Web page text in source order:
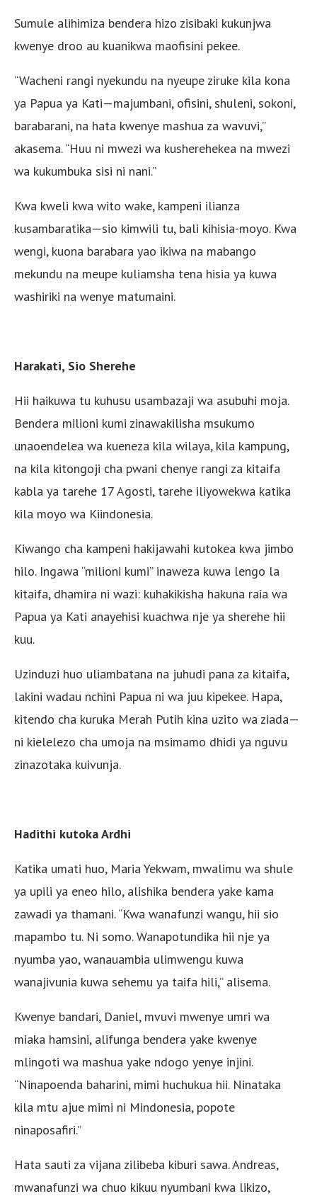
Sumule alihimiza bendera hizo zisibaki kukunjwa
kwenye droo au kuanikwa maofisini pekee.
“Wacheni rangi nyekundu na nyeupe ziruke kila kona
ya Papua ya Kati—majumbani, ofisini, shuleni, sokoni,
barabarani, na hata kwenye mashua za wavuvi,”
akasema. “Huu ni mwezi wa kusherehekea na mwezi
wa kukumbuka sisi ni nani.”
Kwa kweli kwa wito wake, kampeni ilianza
kusambaratika—sio kimwili tu, bali kihisia-moyo. Kwa
wengi, kuona barabara yao ikiwa na mabango
mekundu na meupe kuliamsha tena hisia ya kuwa
washiriki na wenye matumaini.
Harakati, Sio Sherehe
Hii haikuwa tu kuhusu usambazaji wa asubuhi moja.
Bendera milioni kumi zinawakilisha msukumo
unaoendelea wa kueneza kila wilaya, kila kampung,
na kila kitongoji cha pwani chenye rangi za kitaifa
kabla ya tarehe 17 Agosti, tarehe iliyowekwa katika
kila moyo wa Kiindonesia.
Kiwango cha kampeni hakijawahi kutokea kwa jimbo
hilo. Ingawa “milioni kumi” inaweza kuwa lengo la
kitaifa, dhamira ni wazi: kuhakikisha hakuna raia wa
Papua ya Kati anayehisi kuachwa nje ya sherehe hii
kuu.
Uzinduzi huo uliambatana na juhudi pana za kitaifa,
lakini wadau nchini Papua ni wa juu kipekee. Hapa,
kitendo cha kuruka Merah Putih kina uzito wa ziada—
ni kielelezo cha umoja na msimamo dhidi ya nguvu
zinazotaka kuivunja.
Hadithi kutoka Ardhi
Katika umati huo, Maria Yekwam, mwalimu wa shule
ya upili ya eneo hilo, alishika bendera yake kama
zawadi ya thamani. “Kwa wanafunzi wangu, hii sio
mapambo tu. Ni somo. Wanapotundika hii nje ya
nyumba yao, wanauambia ulimwengu kuwa
wanajivunia kuwa sehemu ya taifa hili,” alisema.
Kwenye bandari, Daniel, mvuvi mwenye umri wa
miaka hamsini, alifunga bendera yake kwenye
mlingoti wa mashua yake ndogo yenye injini.
“Ninapoenda baharini, mimi huchukua hii. Ninataka
kila mtu ajue mimi ni Mindonesia, popote
ninaposafiri.”
Hata sauti za vijana zilibeba kiburi sawa. Andreas,
mwanafunzi wa chuo kikuu nyumbani kwa likizo,